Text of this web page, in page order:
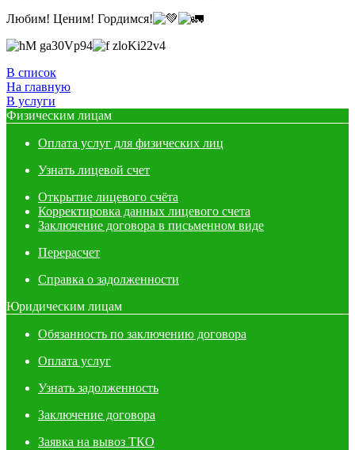
Любим! Ценим! Гордимся!
В список
На главную
В услуги
Физическим лицам
Оплата услуг для физических лиц
Узнать лицевой счет
Открытие лицевого счёта
Корректировка данных лицевого счета
Заключение договора в письменном виде
Перерасчет
Справка о задолженности
Юридическим лицам
Обязанность по заключению договора
Оплата услуг
Узнать задолженность
Заключение договора
Заявка на вывоз ТКО